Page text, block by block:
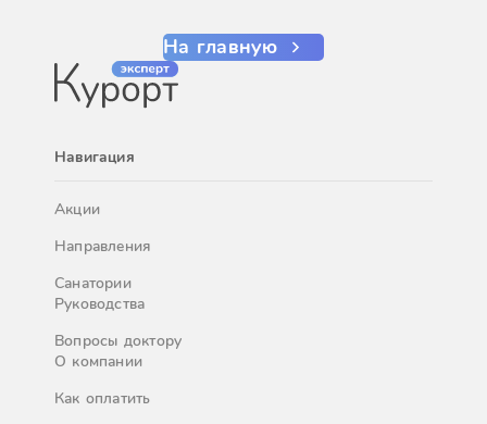
На главную
Навигация
Акции
Направления
Санатории
Руководства
Вопросы доктору
О компании
Как оплатить